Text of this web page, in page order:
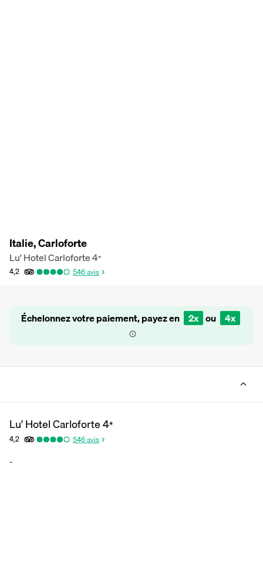
Italie, Carloforte
Lu' Hotel Carloforte4*
4,2 546avis
Échelonnez votre paiement, payez en 2x ou 4x
Lu' Hotel Carloforte4*
4,2 546avis
-